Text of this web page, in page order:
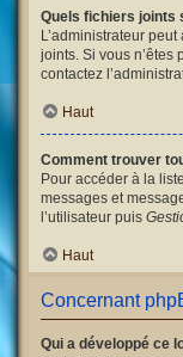
Quels fichiers joints
L’administrateur
joints. Si vous n’êtes
contactez
Haut
Comment trouver
Pour accéder à la
messages et
l’utilisateur puis
Haut
Concernant
Qui a développé ce